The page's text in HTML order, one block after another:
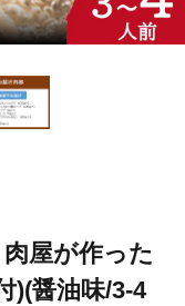
肉屋が作った
)(醤油味/3-4